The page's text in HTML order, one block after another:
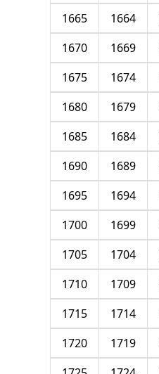
1664
1665
1669
1670
1674
1675
1679
1680
1684
1685
1689
1690
1694
1695
1699
1700
1704
1705
1709
1710
1714
1715
1719
1720